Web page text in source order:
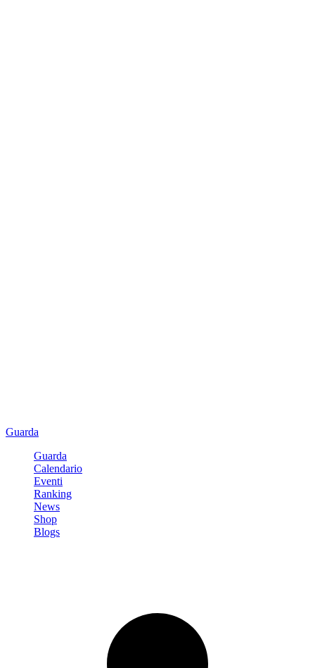
Guarda
Guarda
Calendario
Eventi
Ranking
News
Shop
Blogs